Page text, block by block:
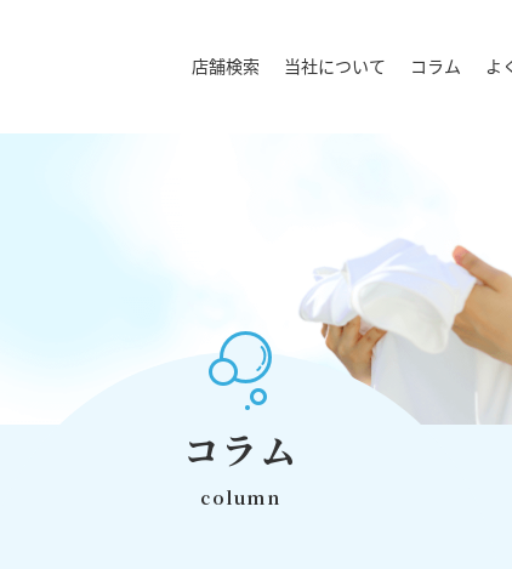
店舗検索 当社について コラム よ
コラム
column